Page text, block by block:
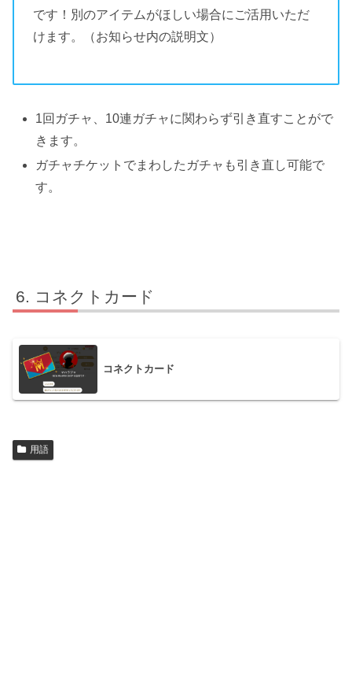
です！別のアイテムがほしい場合にご活用いただ
けます。（お知らせ内の説明文）
1回ガチャ、10連ガチャに関わらず引き直すことがで
きます。
ガチャチケットでまわしたガチャも引き直し可能で
す。
コネクトカード
コネクトカード
用語